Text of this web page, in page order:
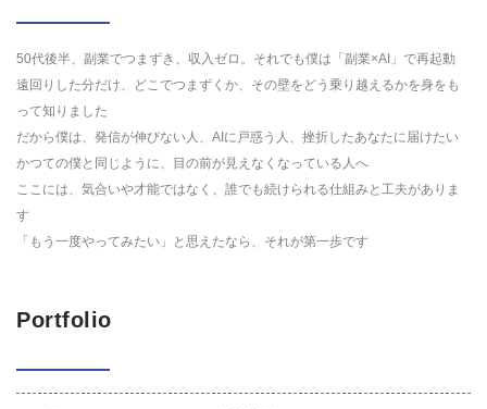
50代後半、副業でつまずき、収入ゼロ。それでも僕は「副業×AI」で再起動
遠回りした分だけ、どこでつまずくか、その壁をどう乗り越えるかを身をも
って知りました
だから僕は、発信が伸びない人、AIに戸惑う人、挫折したあなたに届けたい
かつての僕と同じように、目の前が見えなくなっている人へ
ここには、気合いや才能ではなく、誰でも続けられる仕組みと工夫がありま
す
「もう一度やってみたい」と思えたなら、それが第一歩です
Portfolio